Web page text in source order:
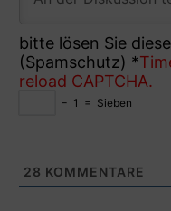
bitte lösen Sie
(Spamschutz) *
reload CAPTCHA.
− 1 = Sieben
28 KOMMENTARE